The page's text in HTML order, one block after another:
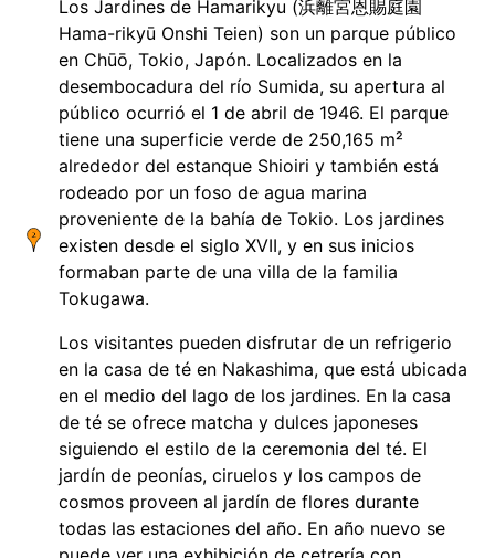
Los Jardines de Hamarikyu (浜離宮恩賜庭園
Hama-rikyū Onshi Teien) son un parque público
en Chūō, Tokio, Japón. Localizados en la
desembocadura del río Sumida, su apertura al
público ocurrió el 1 de abril de 1946. El parque
tiene una superficie verde de 250,165 m²
alrededor del estanque Shioiri y también está
rodeado por un foso de agua marina
proveniente de la bahía de Tokio. Los jardines
existen desde el siglo XVII, y en sus inicios
formaban parte de una villa de la familia
Tokugawa.
Los visitantes pueden disfrutar de un refrigerio
en la casa de té en Nakashima, que está ubicada
en el medio del lago de los jardines. En la casa
de té se ofrece matcha y dulces japoneses
siguiendo el estilo de la ceremonia del té. El
jardín de peonías, ciruelos y los campos de
cosmos proveen al jardín de flores durante
todas las estaciones del año. En año nuevo se